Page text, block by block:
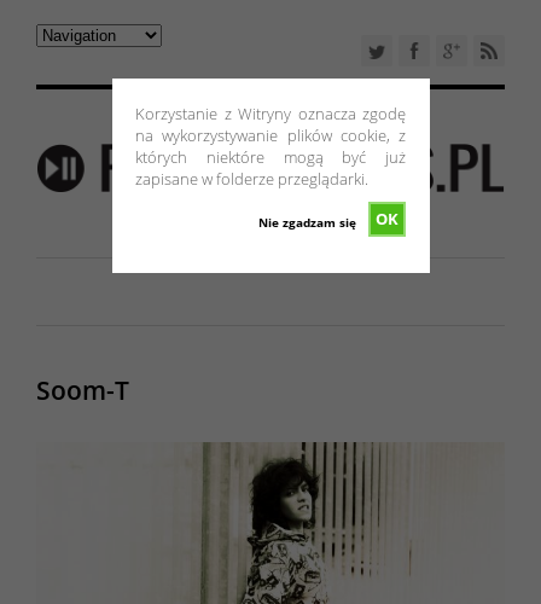
Korzystanie z Witryny oznacza zgodę
na wykorzystywanie plików cookie, z
których niektóre mogą być już
zapisane w folderze przeglądarki.
OK
Nie zgadzam się
Soom-T